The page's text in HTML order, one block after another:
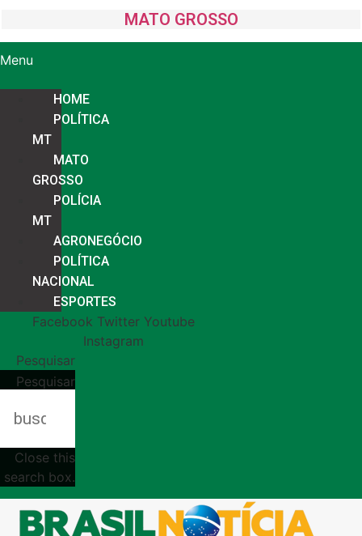
MATO GROSSO
Menu
HOME
POLÍTICA
MT
MATO
GROSSO
POLÍCIA
MT
AGRONEGÓCIO
POLÍTICA
NACIONAL
ESPORTES
Facebook Twitter Youtube
Instagram
Pesquisar
Pesquisar
Close this
search box.